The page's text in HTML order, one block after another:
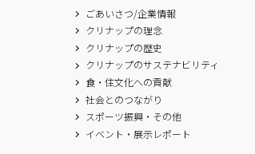
ごあいさつ/企業情報
クリナップの理念
クリナップの歴史
クリナップのサステナビリティ
食・住文化への貢献
社会とのつながり
スポーツ振興・その他
イベント・展示レポート